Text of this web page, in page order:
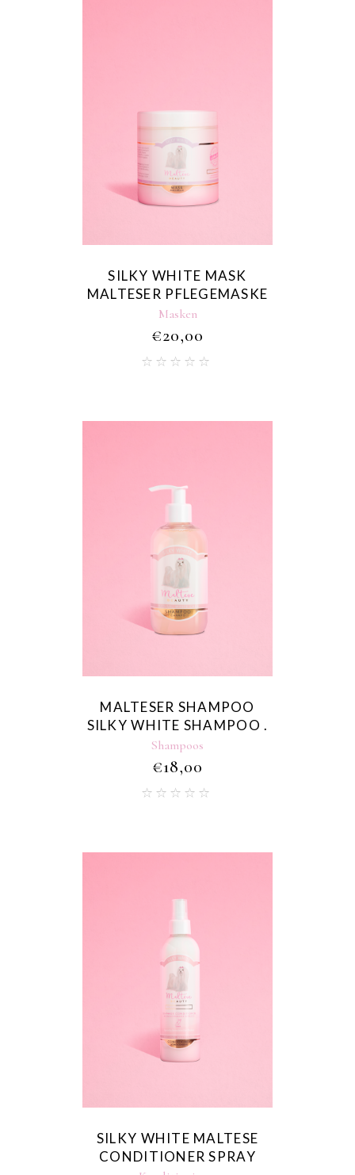
SILKY WHITE MASK
MALTESER PFLEGEMASKE
Masken
€20,00
MALTESER SHAMPOO
SILKY WHITE SHAMPOO .
Shampoos
€18,00
SILKY WHITE MALTESE
CONDITIONER SPRAY